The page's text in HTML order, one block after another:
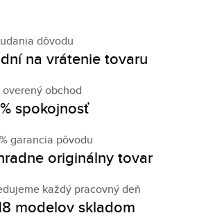
dôvodu
na vrátenie tovaru
overený obchod
spokojnosť
garancia pôvodu
originálny tovar
každý pracovný deň
modelov skladom